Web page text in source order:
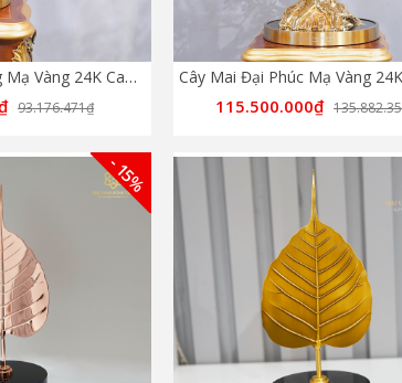
Cây Mai Bạt Phong Mạ Vàng 24K Cao 39cm
93.176.471₫ 115.500.000₫
- 15%